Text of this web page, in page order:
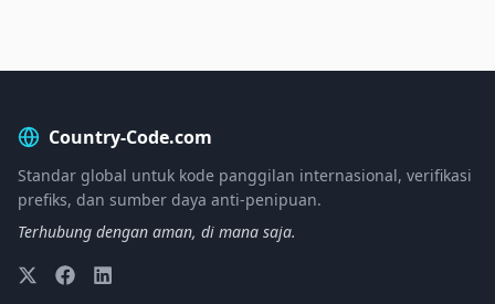
Country-Code.com
Standar global untuk kode panggilan internasional, verifikasi
prefiks, dan sumber daya anti-penipuan.
Terhubung dengan aman, di mana saja.